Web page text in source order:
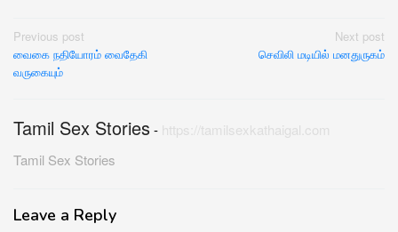
Post
navigation
Previous post
வைகை நதியோரம் வைதேகி
வருகையும்
Next post
செவிலி மடியில் மனதுருகம்
Tamil Sex Stories- https://tamilsexkathaigal.com
Tamil Sex Stories
Leave a Reply